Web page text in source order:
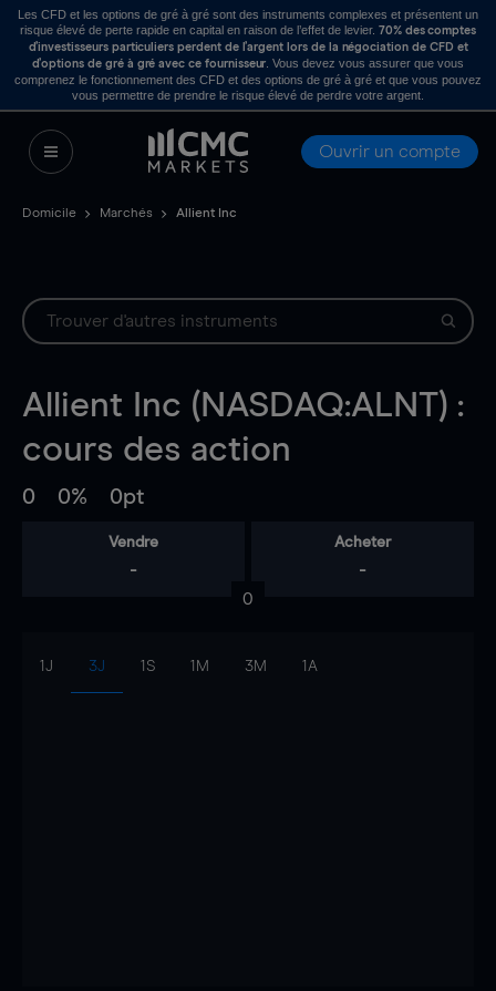
Les CFD et les options de gré à gré sont des instruments complexes et présentent un
risque élevé de perte rapide en capital en raison de l’effet de levier. 70% des comptes
d’investisseurs particuliers perdent de l’argent lors de la négociation de CFD et
d’options de gré à gré avec ce fournisseur . Vous devez vous assurer que vous
comprenez le fonctionnement des CFD et des options de gré à gré et que vous pouvez
vous permettre de prendre le risque élevé de perdre votre argent.
Ouvrir un compte
Domicile Marchés Allient Inc
Allient Inc (NASDAQ:ALNT) :
cours des action
0 0% 0pt
Vendre
-
Acheter
-
0
1J 3J 1S 1M 3M 1A